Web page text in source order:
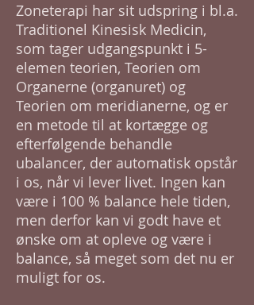
Zoneterapi har sit udspring i bl.a.
Traditionel Kinesisk Medicin,
som tager udgangspunkt i 5-
elemen teorien, Teorien om
Organerne (organuret) og
Teorien om meridianerne, og er
en metode til at kortægge og
efterfølgende behandle
ubalancer, der automatisk opstår
i os, når vi lever livet. Ingen kan
være i 100 % balance hele tiden,
men derfor kan vi godt have et
ønske om at opleve og være i
balance, så meget som det nu er
muligt for os.